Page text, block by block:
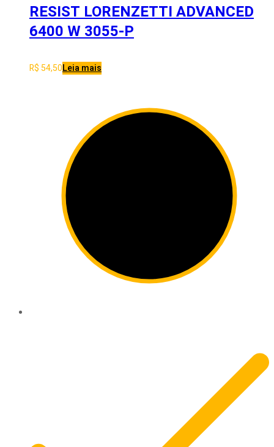
RESIST LORENZETTI ADVANCED
6400 W 3055-P
R$54,50Leia mais